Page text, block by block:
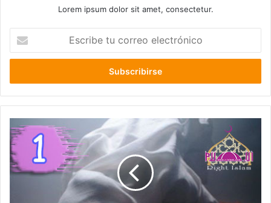
Lorem ipsum dolor sit amet, consectetur.
c
i
b
u
c
o
r